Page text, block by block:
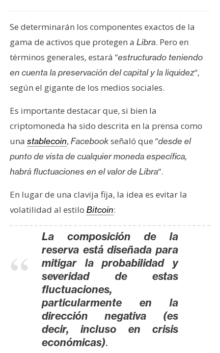
Se determinarán los componentes exactos de la
gama de activos que protegen a Libra. Pero en
términos generales, estará “estructurado teniendo
en cuenta la preservación del capital y la liquidez“,
según el gigante de los medios sociales.
Es importante destacar que, si bien la
criptomoneda ha sido descrita en la prensa como
una stablecoin, Facebookseñaló que “desde el
punto de vista de cualquier moneda específica,
habrá fluctuaciones en el valor de Libra“.
En lugar de una clavija fija, la idea es evitar la
volatilidad al estilo Bitcoin:
La composición de la
reserva está diseñada para
mitigar la probabilidad y
severidad de estas
fluctuaciones,
particularmente en la
dirección negativa (es
decir, incluso en crisis
económicas).